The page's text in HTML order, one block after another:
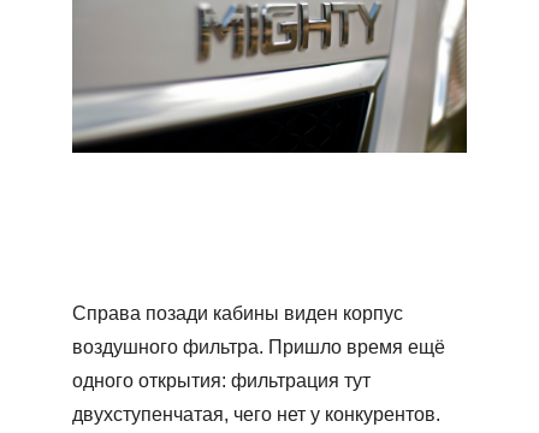
Справа позади кабины виден корпус
воздушного фильтра. Пришло время ещё
одного открытия: фильтрация тут
двухступенчатая, чего нет у конкурентов.